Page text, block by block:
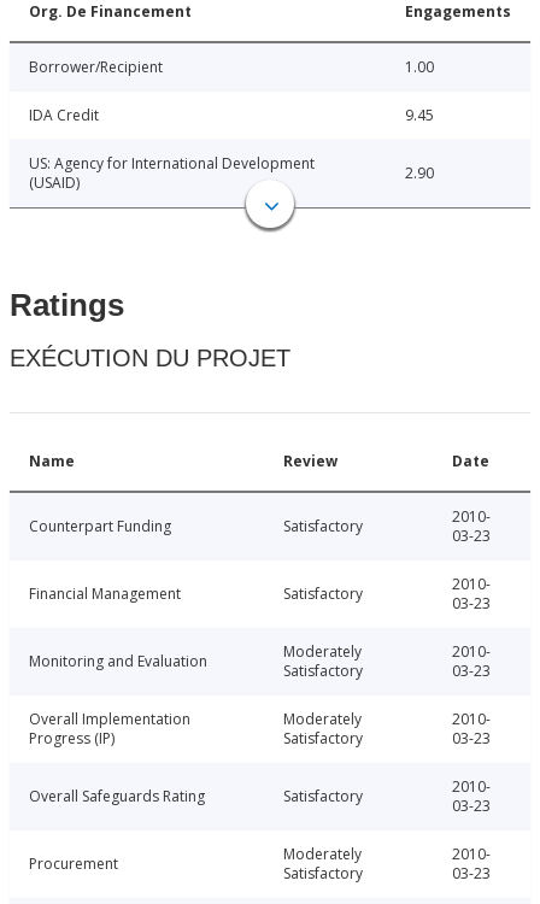
Org. De Financement Engagements
Borrower/Recipient 1.00
IDA Credit 9.45
US: Agency for International Development
(USAID)
2.90
Ratings
EXÉCUTION DU PROJET
Name Review Date
Counterpart Funding Satisfactory
2010-
03-23
Financial Management Satisfactory
2010-
03-23
Monitoring and Evaluation
Moderately
Satisfactory
2010-
03-23
Overall Implementation
Progress (IP)
Moderately
Satisfactory
2010-
03-23
Overall Safeguards Rating Satisfactory
2010-
03-23
Procurement
Moderately
Satisfactory
2010-
03-23